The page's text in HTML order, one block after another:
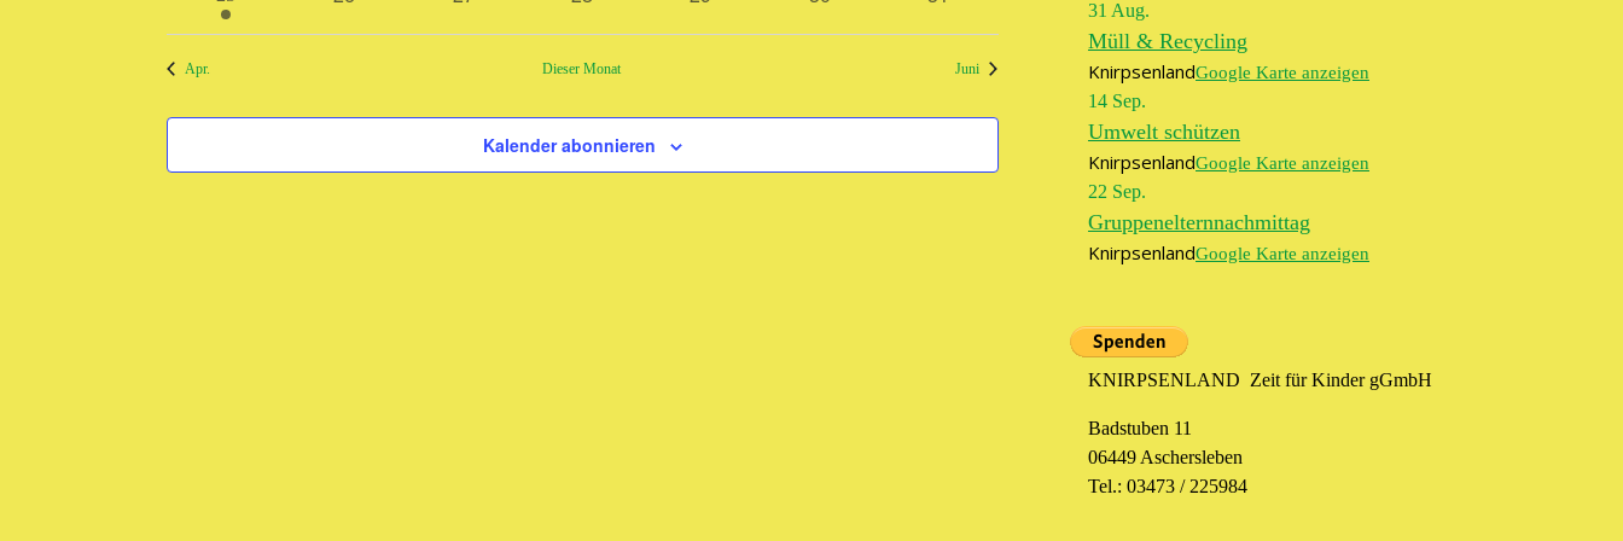
Veranstaltung
Apr. Dieser Monat Juni
Kalender abonnieren
31 Aug.
Müll & Recycling
KnirpsenlandGoogle Karte anzeigen
14 Sep.
Umwelt schützen
KnirpsenlandGoogle Karte anzeigen
22 Sep.
Gruppenelternnachmittag
KnirpsenlandGoogle Karte anzeigen
KNIRPSENLAND Zeit für Kinder gGmbH
Badstuben 11
06449 Aschersleben
Tel.: 03473 / 225984